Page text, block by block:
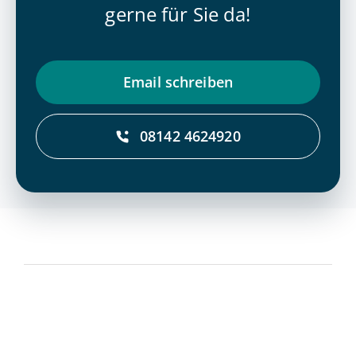
gerne für Sie da!
Email schrei­ben
08142 4624920